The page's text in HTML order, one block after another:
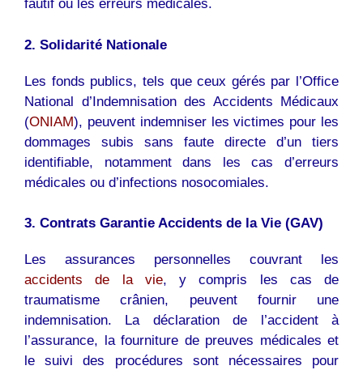
fautif ou les erreurs médicales.
2. Solidarité Nationale
Les fonds publics, tels que ceux gérés par l’Office
National d’Indemnisation des Accidents Médicaux
(ONIAM), peuvent indemniser les victimes pour les
dommages subis sans faute directe d’un tiers
identifiable, notamment dans les cas d’erreurs
médicales ou d’infections nosocomiales.
3. Contrats Garantie Accidents de la Vie (GAV)
Les assurances personnelles couvrant les
accidents de la vie, y compris les cas de
traumatisme crânien, peuvent fournir une
indemnisation. La déclaration de l’accident à
l’assurance, la fourniture de preuves médicales et
le suivi des procédures sont nécessaires pour